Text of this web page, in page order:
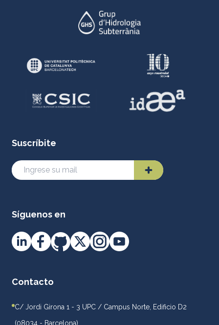
Suscríbite
Síguenos en
Contacto
C/ Jordi Girona 1 - 3 UPC / Campus Norte, Edificio D2
(08034 - Barcelona)